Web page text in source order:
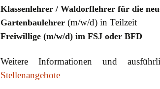
Klassenlehrer / Waldorflehrer für die
Gartenbaulehrer (m/w/d) in Teilzeit
Freiwillige (m/w/d) im FSJ oder BFD
Weitere Informationen und
Stellenangebote